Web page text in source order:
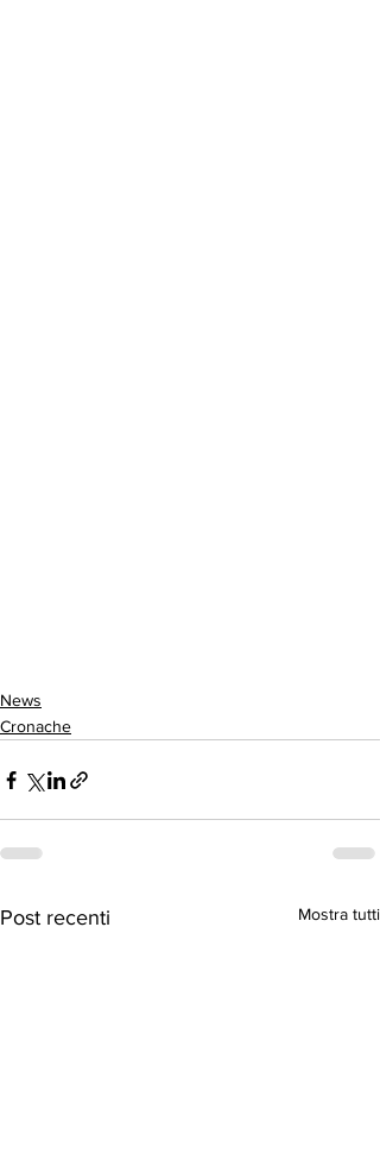
News
Cronache
Post recenti Mostra tutti